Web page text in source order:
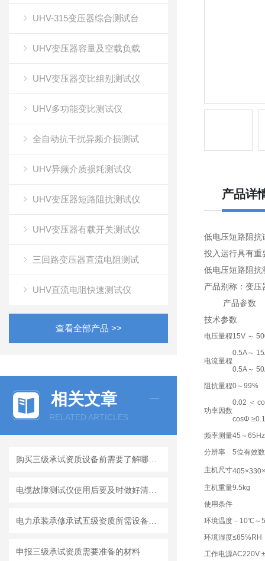
UHV-315变压器综合测试台
UHV变压器容量及空载负载
UHV变压器变比组别测试仪
UHV多功能变比测试仪
全自动抗干扰异频介损测试
UHV异频介质损耗测试仪
UHV变压器短路阻抗测试仪
UHV变压器有载开关测试仪
三回路变压器直流电阻测试
UHV直流电阻快速测试仪
查看全部产品 >>
相关文章
RELATED ARTICLES
申报三级承试资质需要准备的材料
产品详
低电压短路阻抗
投入运行具有重
低电压短路阻抗
产品别称：变
产品参数
技术参数
电压量程15V ～
电流量程
0.5A～
0.5A～
阻抗量程0～99%
功率因数
0.02 ＜
cosΦ
频率测量45～65Hz
分辨率
5位有效
主机尺寸
主机重量9.5kg
使用条件
环境温度－10℃～
环境湿度≤85℅RH
工作电源AC220V